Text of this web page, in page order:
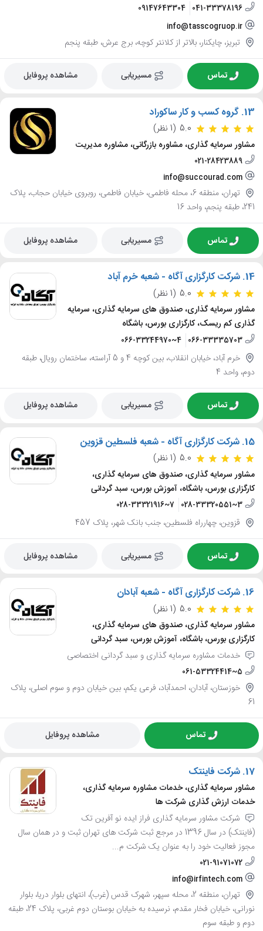
041-33378196
09147643304
info@tasscogruop.ir
تبریز، چایکنار، بالاتر از کلانتر کوچه، برج عرش، طبقه پنجم
تماس مسیریابی مشاهده پروفایل
13. گروه کسب و کار ساکوراد
5.0 (1 نظر)
مشاور سرمایه گذاری، مشاوره بازرگانی، مشاوره مدیریت
021-28423889
info@succourad.com
تهران، منطقه 6، محله فاطمی، خیابان فاطمی، روبروی خیابان حجاب، پلاک
241، طبقه پنجم، واحد 16
تماس مسیریابی مشاهده پروفایل
14. شرکت کارگزاری آگاه - شعبه خرم آباد
5.0 (1 نظر)
مشاور سرمایه گذاری، صندوق های سرمایه گذاری، سرمایه
گذاری کم ریسک، کارگزاری بورس، باشگاه
066-33335703
066-33244970~4
خرم آباد، خیابان انقلاب، بین کوچه 4 و 5 آراسته، ساختمان رویال، طبقه
دوم، واحد 4
تماس مسیریابی مشاهده پروفایل
15. شرکت کارگزاری آگاه - شعبه فلسطین قزوین
5.0 (1 نظر)
مشاور سرمایه گذاری، صندوق های سرمایه گذاری،
کارگزاری بورس، باشگاه، آموزش بورس، سبد گردانی
028-33320551~3
028-33321916~7
قزوین، چهارراه فلسطین، جنب بانک شهر، پلاک 457
تماس مسیریابی مشاهده پروفایل
16. شرکت کارگزاری آگاه - شعبه آبادان
5.0 (1 نظر)
مشاور سرمایه گذاری، صندوق های سرمایه گذاری،
کارگزاری بورس، باشگاه، آموزش بورس، سبد گردانی
خدمات مشاوره سرمایه گذاری و سبد گردانی اختصاصی
061-53324414~5
خوزستان، آبادان، احمدآباد، فرعی یکم، بین خیابان دوم و سوم اصلی، پلاک
61
تماس مشاهده پروفایل
17. شرکت فاینتک
مشاور سرمایه گذاری، خدمات مشاوره سرمایه گذاری،
خدمات ارزش گذاری شرکت ها
شرکت مشاور سرمایه گذاری فراز ایده نو آفرین تک
(فاینتک) در سال 1396 در مرجع ثبت شرکت های تهران ثبت و در همان سال
مجوز فعالیت خود را به عنوان یک شرکت م...
021-91071072
info@irfintech.com
تهران، منطقه 2، محله سپهر، شهرک قدس (غرب)، انتهای بلوار دریا، بلوار
نورانی، خیابان فخار مقدم، نرسیده به خیابان بوستان دوم غربی، پلاک 24، طبقه
دوم و طبقه سوم